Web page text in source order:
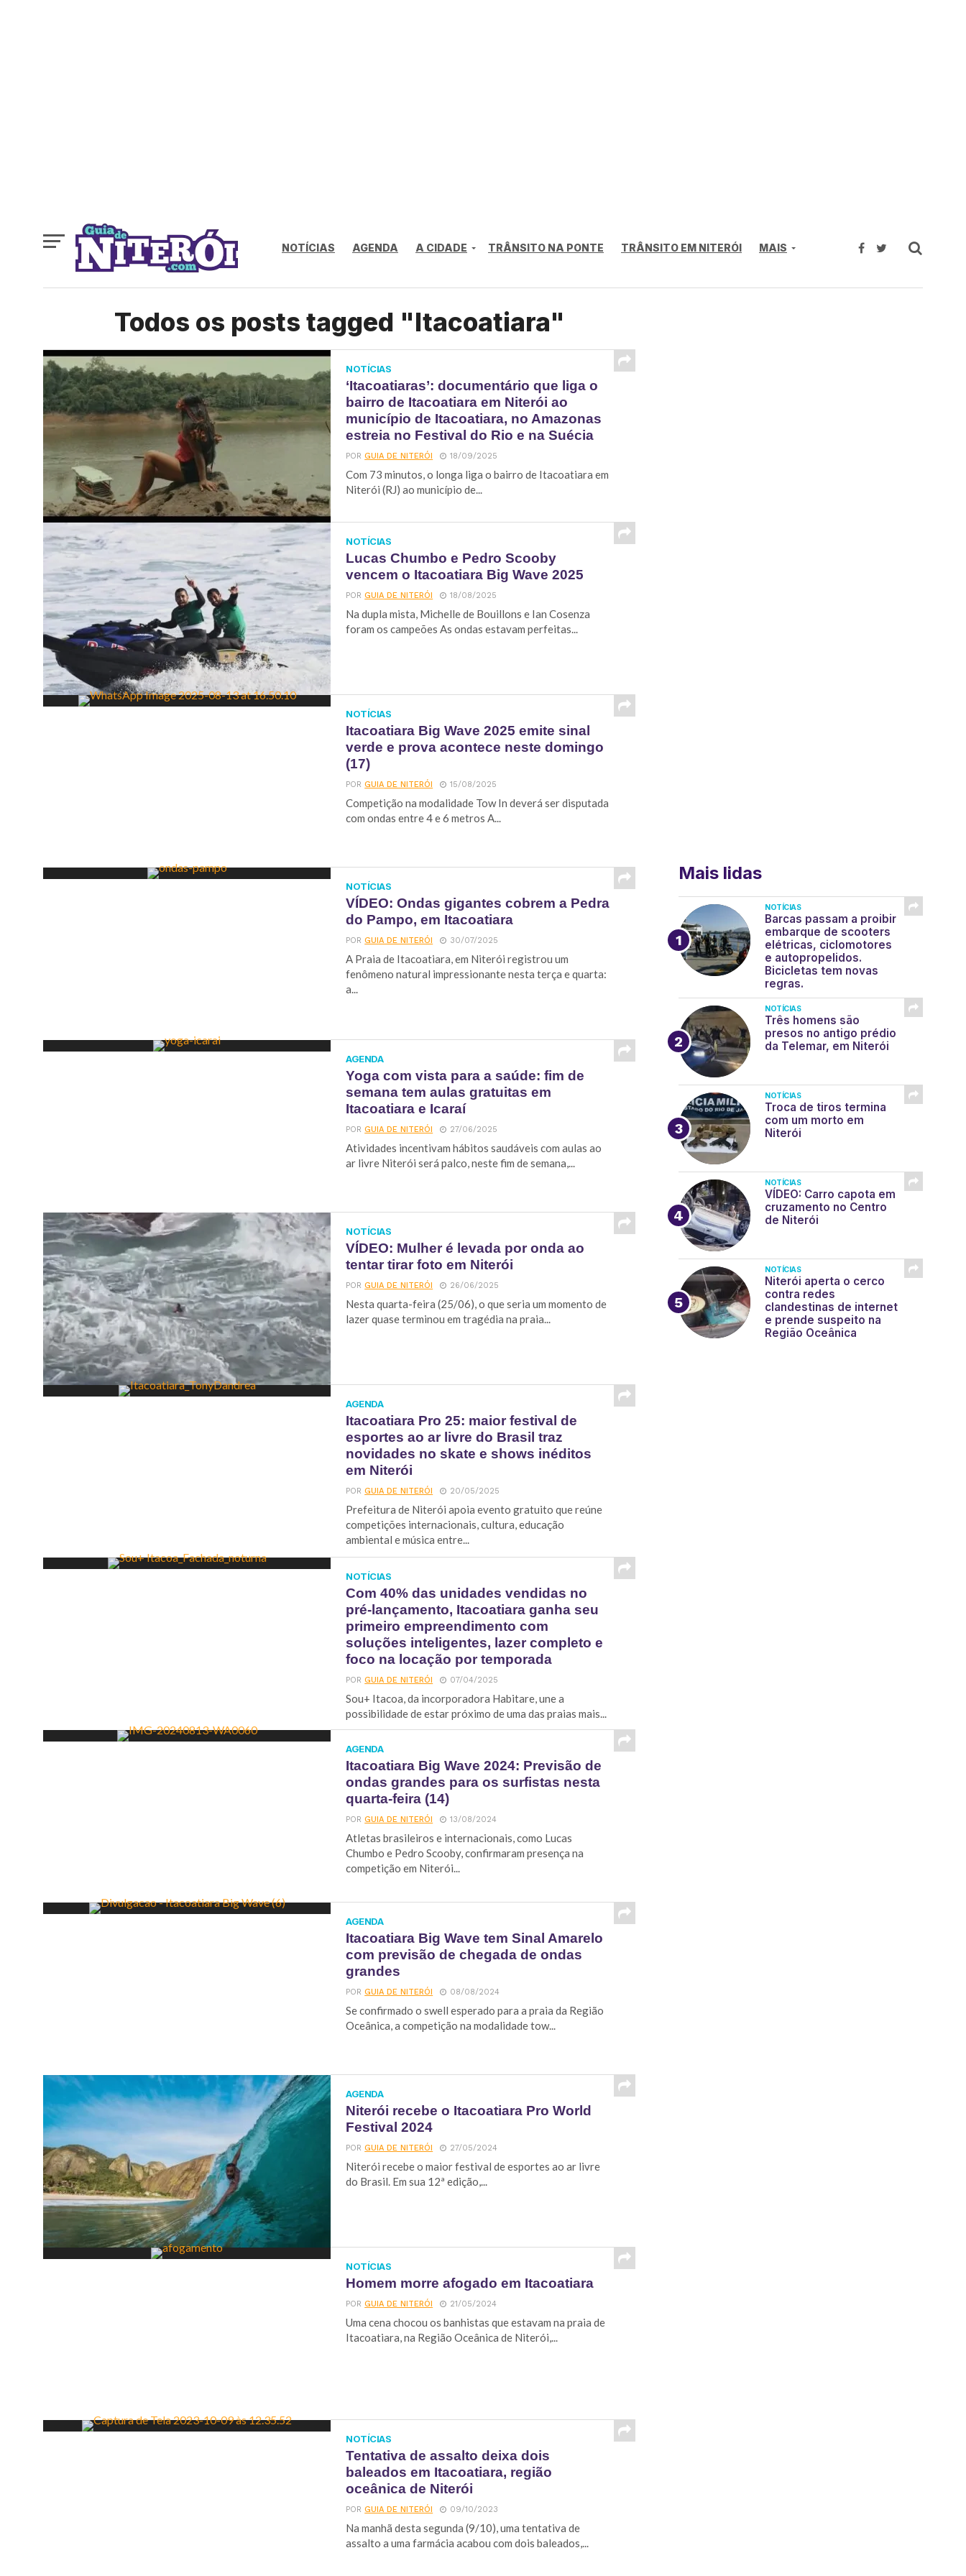
NOTÍCIAS AGENDA A CIDADE TRÂNSITO NA PONTE TRÂNSITO EM NITERÓI MAIS
Todos os posts tagged "Itacoatiara"
NOTÍCIAS
‘Itacoatiaras’: documentário que liga o
bairro de Itacoatiara em Niterói ao
município de Itacoatiara, no Amazonas
estreia no Festival do Rio e na Suécia
PORGUIA DE NITERÓI 18/09/2025
Com 73 minutos, o longa liga o bairro de Itacoatiara em
Niterói (RJ) ao município de...
NOTÍCIAS
Lucas Chumbo e Pedro Scooby
vencem o Itacoatiara Big Wave 2025
PORGUIA DE NITERÓI 18/08/2025
Na dupla mista, Michelle de Bouillons e Ian Cosenza
foram os campeões As ondas estavam perfeitas...
NOTÍCIAS
Itacoatiara Big Wave 2025 emite sinal
verde e prova acontece neste domingo
(17)
PORGUIA DE NITERÓI 15/08/2025
Competição na modalidade Tow In deverá ser disputada
com ondas entre 4 e 6 metros A...
NOTÍCIAS
VÍDEO: Ondas gigantes cobrem a Pedra
do Pampo, em Itacoatiara
PORGUIA DE NITERÓI 30/07/2025
A Praia de Itacoatiara, em Niterói registrou um
fenômeno natural impressionante nesta terça e quarta:
a...
AGENDA
Yoga com vista para a saúde: fim de
semana tem aulas gratuitas em
Itacoatiara e Icaraí
PORGUIA DE NITERÓI 27/06/2025
Atividades incentivam hábitos saudáveis com aulas ao
ar livre Niterói será palco, neste fim de semana,...
NOTÍCIAS
VÍDEO: Mulher é levada por onda ao
tentar tirar foto em Niterói
PORGUIA DE NITERÓI 26/06/2025
Nesta quarta-feira (25/06), o que seria um momento de
lazer quase terminou em tragédia na praia...
AGENDA
Itacoatiara Pro 25: maior festival de
esportes ao ar livre do Brasil traz
novidades no skate e shows inéditos
em Niterói
PORGUIA DE NITERÓI 20/05/2025
Prefeitura de Niterói apoia evento gratuito que reúne
competições internacionais, cultura, educação
ambiental e música entre...
NOTÍCIAS
Com 40% das unidades vendidas no
pré-lançamento, Itacoatiara ganha seu
primeiro empreendimento com
soluções inteligentes, lazer completo e
foco na locação por temporada
PORGUIA DE NITERÓI 07/04/2025
Sou+ Itacoa, da incorporadora Habitare, une a
possibilidade de estar próximo de uma das praias mais...
AGENDA
Itacoatiara Big Wave 2024: Previsão de
ondas grandes para os surfistas nesta
quarta-feira (14)
PORGUIA DE NITERÓI 13/08/2024
Atletas brasileiros e internacionais, como Lucas
Chumbo e Pedro Scooby, confirmaram presença na
competição em Niterói...
AGENDA
Itacoatiara Big Wave tem Sinal Amarelo
com previsão de chegada de ondas
grandes
PORGUIA DE NITERÓI 08/08/2024
Se confirmado o swell esperado para a praia da Região
Oceânica, a competição na modalidade tow...
AGENDA
Niterói recebe o Itacoatiara Pro World
Festival 2024
PORGUIA DE NITERÓI 27/05/2024
Niterói recebe o maior festival de esportes ao ar livre
do Brasil. Em sua 12ª edição,...
NOTÍCIAS
Homem morre afogado em Itacoatiara
PORGUIA DE NITERÓI 21/05/2024
Uma cena chocou os banhistas que estavam na praia de
Itacoatiara, na Região Oceânica de Niterói,...
NOTÍCIAS
Tentativa de assalto deixa dois
baleados em Itacoatiara, região
oceânica de Niterói
PORGUIA DE NITERÓI 09/10/2023
Na manhã desta segunda (9/10), uma tentativa de
assalto a uma farmácia acabou com dois baleados,...
Mais lidas
NOTÍCIAS
Barcas passam a proibir
embarque de scooters
elétricas, ciclomotores
e autopropelidos.
Bicicletas tem novas
regras.
NOTÍCIAS
Três homens são
presos no antigo prédio
da Telemar, em Niterói
NOTÍCIAS
Troca de tiros termina
com um morto em
Niterói
NOTÍCIAS
VÍDEO: Carro capota em
cruzamento no Centro
de Niterói
NOTÍCIAS
Niterói aperta o cerco
contra redes
clandestinas de internet
e prende suspeito na
Região Oceânica